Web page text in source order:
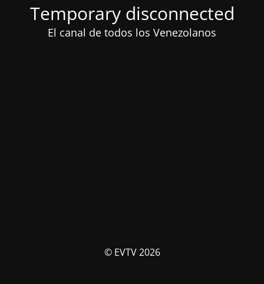
Temporary disconnected
El canal de todos los Venezolanos
© EVTV 2026